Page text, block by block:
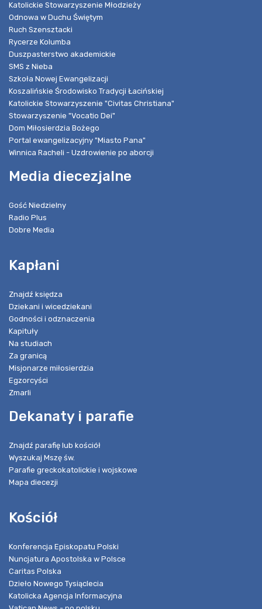
Katolickie Stowarzyszenie Młodzieży
Odnowa w Duchu Świętym
Ruch Szensztacki
Rycerze Kolumba
Duszpasterstwo akademickie
SMS z Nieba
Szkoła Nowej Ewangelizacji
Koszalińskie Środowisko Tradycji Łacińskiej
Katolickie Stowarzyszenie "Civitas Christiana"
Stowarzyszenie "Vocatio Dei"
Dom Miłosierdzia Bożego
Portal ewangelizacyjny "Miasto Pana"
Winnica Racheli - Uzdrowienie po aborcji
Media diecezjalne
Gość Niedzielny
Radio Plus
Dobre Media
Kapłani
Znajdź księdza
Dziekani i wicedziekani
Godności i odznaczenia
Kapituły
Na studiach
Za granicą
Misjonarze miłosierdzia
Egzorcyści
Zmarli
Dekanaty i parafie
Znajdź parafię lub kościół
Wyszukaj Mszę św.
Parafie greckokatolickie i wojskowe
Mapa diecezji
Kościół
Konferencja Episkopatu Polski
Nuncjatura Apostolska w Polsce
Caritas Polska
Dzieło Nowego Tysiąclecia
Katolicka Agencja Informacyjna